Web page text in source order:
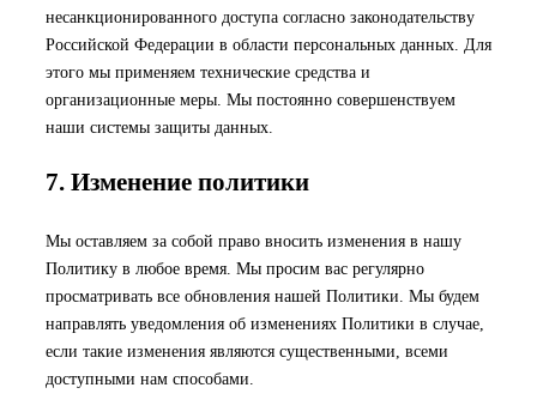
несанкционированного доступа согласно законодательству
Российской Федерации в области персональных данных. Для
этого мы применяем технические средства и
организационные меры. Мы постоянно совершенствуем
наши системы защиты данных.
7. Изменение политики
Мы оставляем за собой право вносить изменения в нашу
Политику в любое время. Мы просим вас регулярно
просматривать все обновления нашей Политики. Мы будем
направлять уведомления об изменениях Политики в случае,
если такие изменения являются существенными, всеми
доступными нам способами.